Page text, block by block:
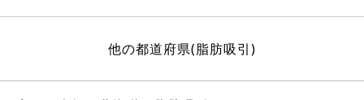
他の都道府県(脂肪吸引)